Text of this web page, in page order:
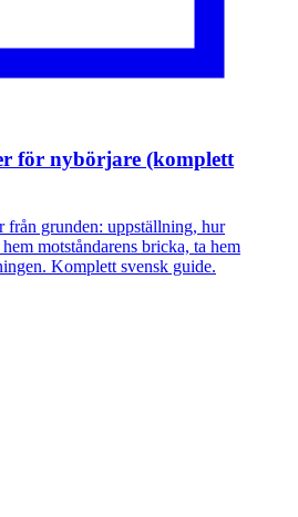
för nybörjare (komplett
från grunden: uppställning, hur
motståndarens bricka, ta hem
Komplett svensk guide.